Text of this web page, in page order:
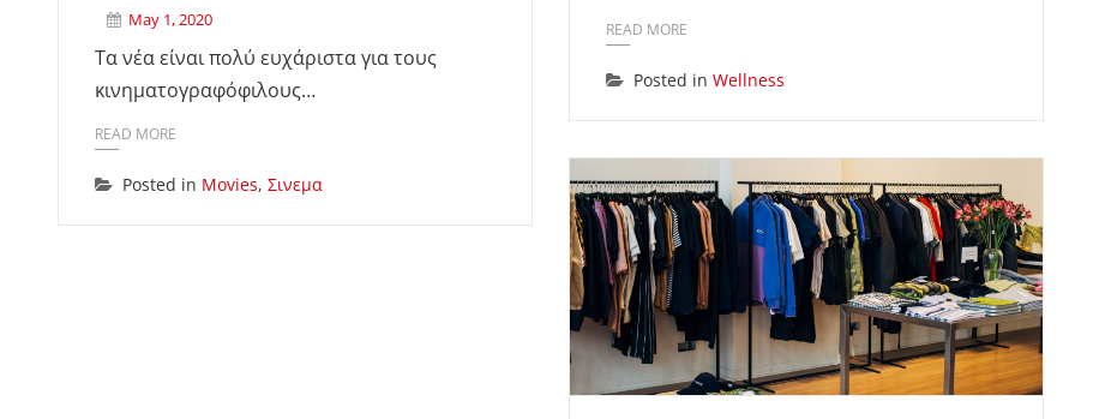
READ MORE
Posted in Wellness
May 1, 2020
Τα νέα είναι πολύ ευχάριστα για τους
κινηματογραφόφιλους…
READ MORE
Posted in Movies, Σινεμα